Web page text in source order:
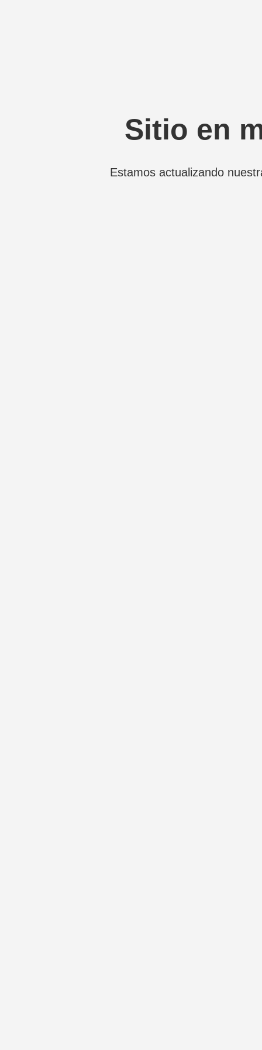
Sitio en
Estamos actualizando